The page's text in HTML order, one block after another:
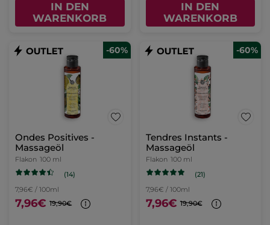
IN DEN
WARENKORB
IN DEN
WARENKORB
-60%
Ondes Positives -
Massageöl
Flakon 100 ml
(14)
7,96€ / 100ml
7,96€ 19,90€
-60%
Tendres Instants -
Massageöl
Flakon 100 ml
(21)
7,96€ / 100ml
7,96€ 19,90€